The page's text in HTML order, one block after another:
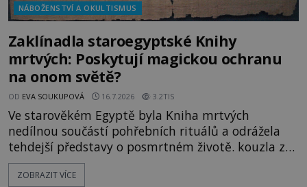
NÁBOŽENSTVÍ A OKULTISMUS
Zaklínadla staroegyptské Knihy
mrtvých: Poskytují magickou ochranu
na onom světě?
OD EVA SOUKUPOVÁ 16.7.2026 3.2TIS
Ve starověkém Egyptě byla Kniha mrtvých
nedílnou součástí pohřebních rituálů a odrážela
tehdejší představy o posmrtném životě. kouzla z
této knihy sloužila výhradně zesnulým. K čemu
mohli mrtví potřebovat magii? V roce 2023
ZOBRAZIT VÍCE